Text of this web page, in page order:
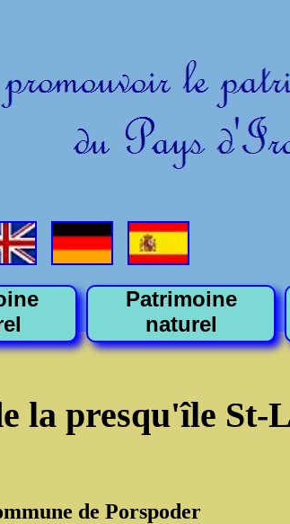
Patrimoine
naturel
la presqu'île St-
de Porspoder